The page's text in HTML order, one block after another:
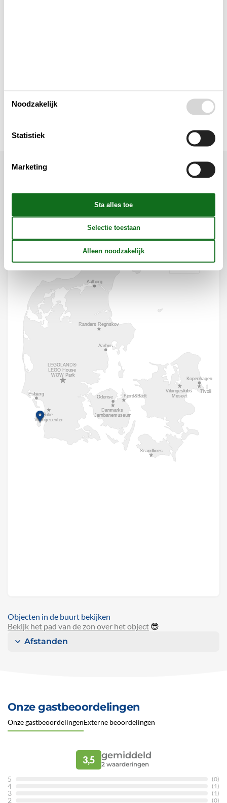
Objecten in de buurt bekijken
Bekijk het pad van de zon over het object 😎
Afstanden
Onze gastbeoordelingen
Onze gastbeoordelingenExterne beoordelingen
3,5 gemiddeld
2waarderingen
5 (0)
4 (1)
3 (1)
2 (0)
Noodzakelijk
Statistiek
Marketing